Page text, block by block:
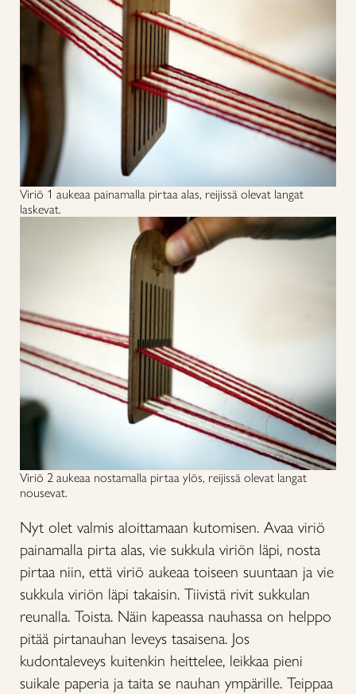
Viriö 1 aukeaa painamalla pirtaa alas, reijissä olevat langat
laskevat.
Viriö 2 aukeaa nostamalla pirtaa ylös, reijissä olevat langat
nousevat.
Nyt olet valmis aloittamaan kutomisen. Avaa viriö
painamalla pirta alas, vie sukkula viriön läpi, nosta
pirtaa niin, että viriö aukeaa toiseen suuntaan ja vie
sukkula viriön läpi takaisin. Tiivistä rivit sukkulan
reunalla. Toista. Näin kapeassa nauhassa on helppo
pitää pirtanauhan leveys tasaisena. Jos
kudontaleveys kuitenkin heittelee, leikkaa pieni
suikale paperia ja taita se nauhan ympärille. Teippaa